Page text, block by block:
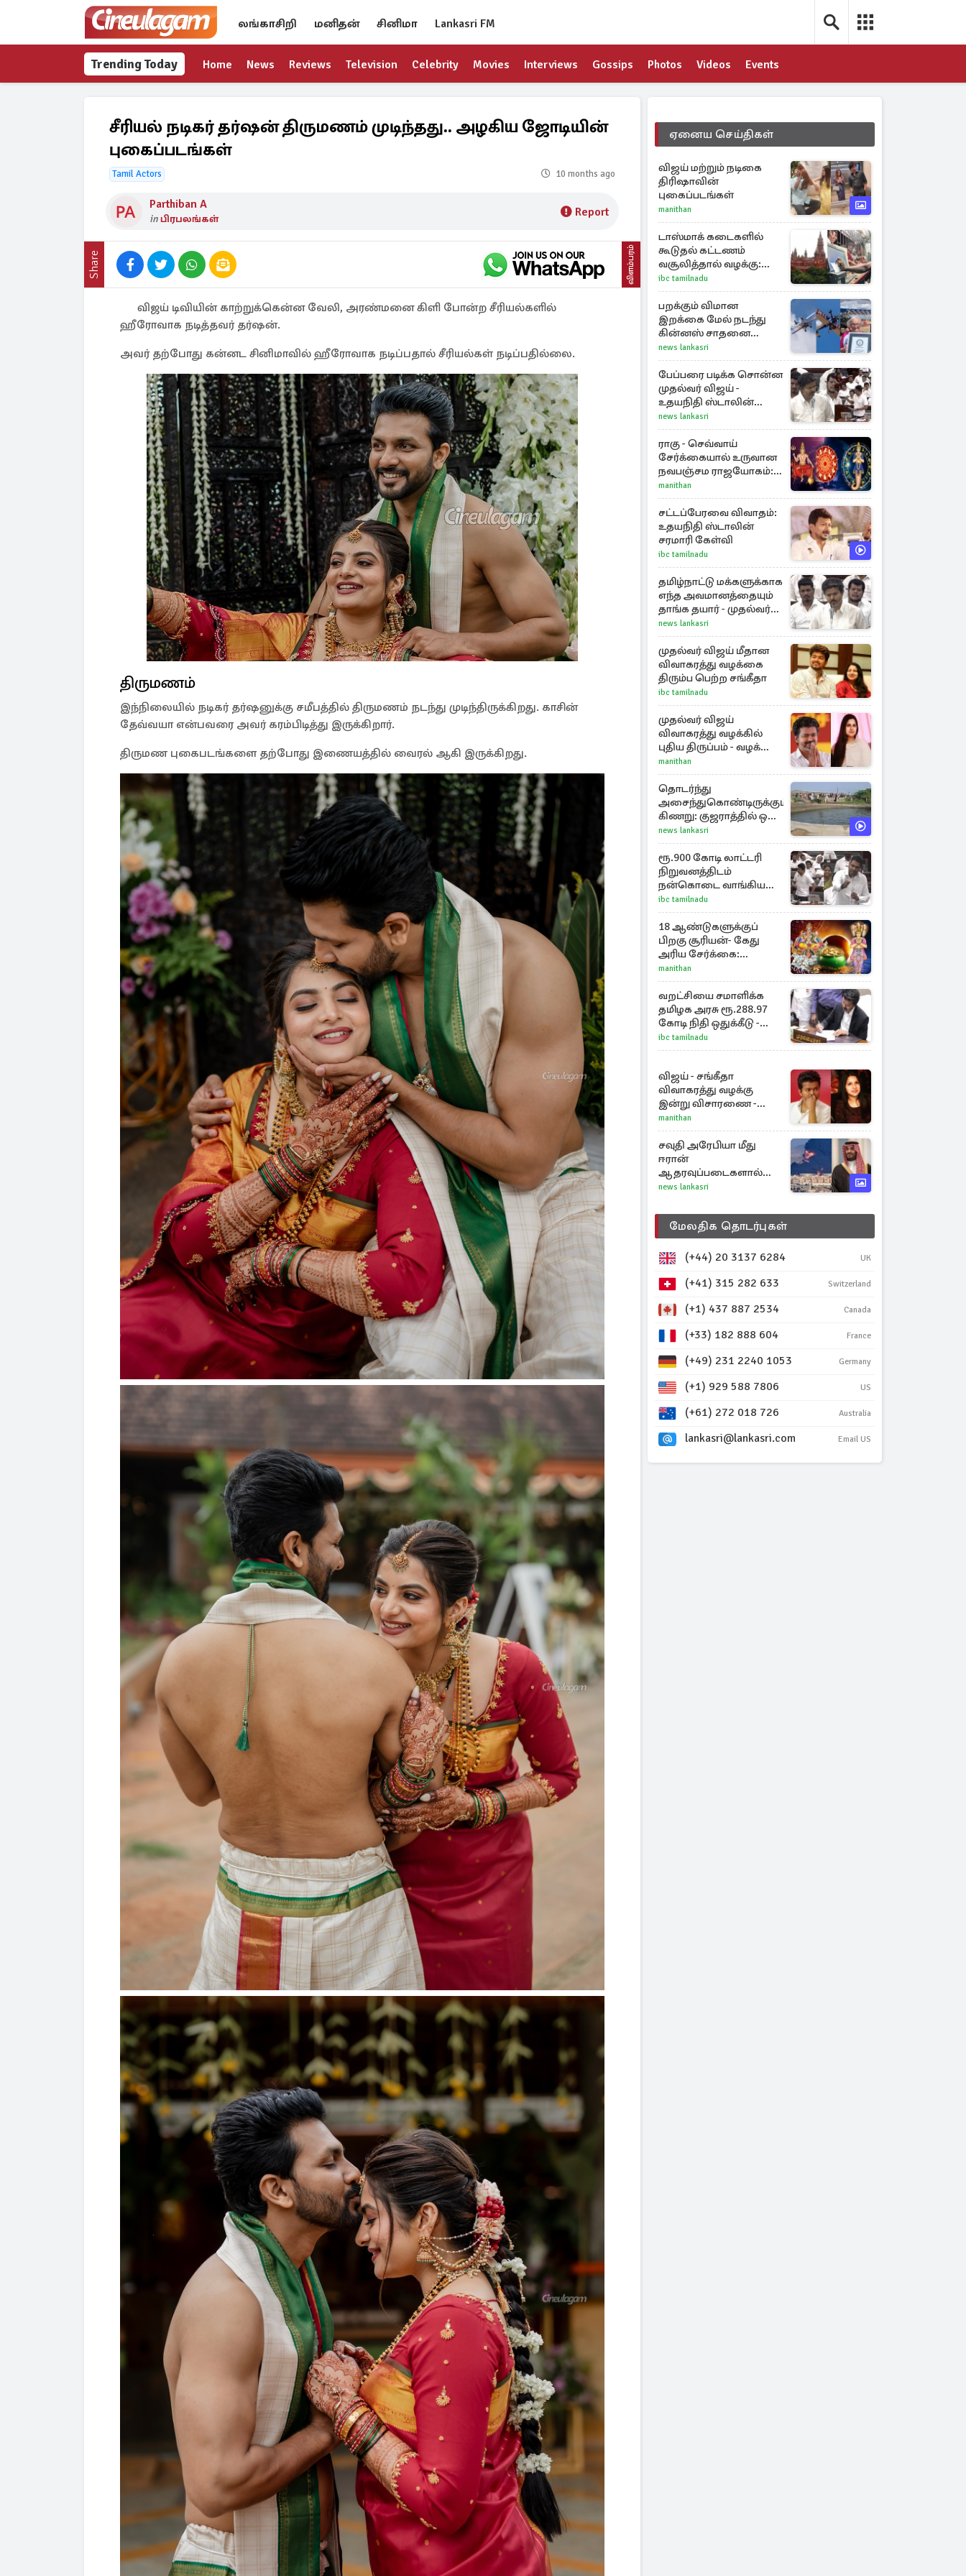
லங்காசிறி மனிதன் சினிமா Lankasri FM
Trending Today Home News Reviews Television Celebrity Movies Interviews Gossips Photos Videos Events
சீரியல் நடிகர் தர்ஷன் திருமணம் முடிந்தது.. அழகிய ஜோடியின்
புகைப்படங்கள்
Tamil Actors 10 months ago
Parthiban A
inபிரபலங்கள் Report
Share விளம்பரம்
விஜய் டிவியின் காற்றுக்கென்ன வேலி, அரண்மனை கிளி போன்ற சீரியல்களில்
ஹீரோவாக நடித்தவர் தர்ஷன்.
அவர் தற்போது கன்னட சினிமாவில் ஹீரோவாக நடிப்பதால் சீரியல்கள் நடிப்பதில்லை.
திருமணம்
இந்நிலையில் நடிகர் தர்ஷனுக்கு சமீபத்தில் திருமணம் நடந்து முடிந்திருக்கிறது. காசின்
தேவ்வயா என்பவரை அவர் கரம்பிடித்து இருக்கிறார்.
திருமண புகைபடங்களை தற்போது இணையத்தில் வைரல் ஆகி இருக்கிறது.
ஏனைய செய்திகள்
விஜய் மற்றும் நடிகை
திரிஷாவின்
புகைப்படங்கள்
manithan
டாஸ்மாக் கடைகளில்
கூடுதல் கட்டணம்
வசூலித்தால் வழக்கு:
சென்னை
உயர்நீதிமன்றம் உத்தரவு
ibc tamilnadu
பறக்கும் விமான
இறக்கை மேல் நடந்து
கின்னஸ் சாதனை
படைத்த 97 வயது
மூதாட்டி
news lankasri
பேப்பரை படிக்க சொன்ன
முதல்வர் விஜய் -
உதயநிதி ஸ்டாலின்
கொடுத்த பதிலடி
news lankasri
ராகு - செவ்வாய்
சேர்க்கையால் உருவான
நவபஞ்சம ராஜயோகம்:
அதிர்ஷ்டம் பெறும் 3
ராசிகள்!
manithan
சட்டப்பேரவை விவாதம்:
உதயநிதி ஸ்டாலின்
சரமாரி கேள்வி
ibc tamilnadu
தமிழ்நாட்டு மக்களுக்காக
எந்த அவமானத்தையும்
தாங்க தயார் - முதல்வர்
விஜய்
news lankasri
முதல்வர் விஜய் மீதான
விவாகரத்து வழக்கை
திரும்ப பெற்ற சங்கீதா
ibc tamilnadu
முதல்வர் விஜய்
விவாகரத்து வழக்கில்
புதிய திருப்பம் - வழக்கை
வாபஸ் பெற்ற சங்கீதா!
manithan
தொடர்ந்து
அசைந்துகொண்டிருக்கும்
கிணறு: குஜராத்தில் ஒரு
சுவாரஸ்ய நிகழ்வு
news lankasri
ரூ.900 கோடி லாட்டரி
நிறுவனத்திடம்
நன்கொடை வாங்கியது
ஏன்? உதயநிதி - ஆதவ்
விவாதம்
ibc tamilnadu
18 ஆண்டுகளுக்குப்
பிறகு சூரியன்- கேது
அரிய சேர்க்கை:
அதிர்ஷ்டம் பெறும் 3
ராசிகள்!
manithan
வறட்சியை சமாளிக்க
தமிழக அரசு ரூ.288.97
கோடி நிதி ஒதுக்கீடு -
வெளியான அரசாணை
ibc tamilnadu
விஜய் - சங்கீதா
விவாகரத்து வழக்கு
இன்று விசாரணை -
காணொளி மூலம்
ஆஜராக வாய்ப்பு
manithan
சவுதி அரேபியா மீது
ஈரான்
ஆதரவுப்படைகளால்
இருமுனைத் தாக்குதல்:
கிழக்கு
news lankasri
மேலதிக தொடர்புகள்
(+44) 20 3137 6284 UK
(+41) 315 282 633 Switzerland
(+1) 437 887 2534 Canada
(+33) 182 888 604 France
(+49) 231 2240 1053 Germany
(+1) 929 588 7806 US
(+61) 272 018 726 Australia
lankasri@lankasri.com Email US